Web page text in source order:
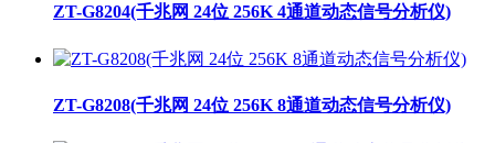
ZT-G8204(千兆网 24位 256K 4通道动态信号分析仪)
ZT-G8208(千兆网 24位 256K 8通道动态信号分析仪)